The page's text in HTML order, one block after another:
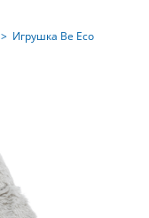
> Игрушка Be Eco